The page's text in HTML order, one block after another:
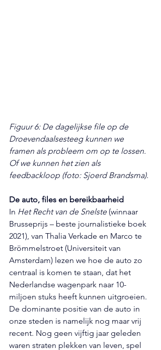
Figuur 6: De dagelijkse file op de
Droevendaalsesteeg kunnen we
framen als probleem om op te lossen.
Of we kunnen het zien als
feedbackloop (foto: Sjoerd Brandsma).
De auto, files en bereikbaarheid
In Het Recht van de Snelste (winnaar
Brusseprijs – beste journalistieke boek
2021), van Thalia Verkade en Marco te
Brömmelstroet (Universiteit van
Amsterdam) lezen we hoe de auto zo
centraal is komen te staan, dat het
Nederlandse wagenpark naar 10-
miljoen stuks heeft kunnen uitgroeien.
De dominante positie van de auto in
onze steden is namelijk nog maar vrij
recent. Nog geen vijftig jaar geleden
waren straten plekken van leven, spel